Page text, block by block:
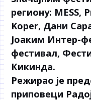
региону: МЕSS,
Koper, Дани
Јоаким Интер-
фестивал,
Кикинда.
Режирао је
приповеци